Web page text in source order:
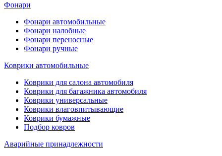
Фонари
Фонари автомобильные
Фонари налобные
Фонари переносные
Фонари ручные
Коврики автомобильные
Коврики для салона автомобиля
Коврики для багажника автомобиля
Коврики универсальные
Коврики влаговпитывающие
Коврики бумажные
Подбор ковров
Аварийные принадлежности